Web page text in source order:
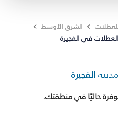
الشرق الأوسط
في الفجيرة
الفجيرة
حاليًا في منطقتك.